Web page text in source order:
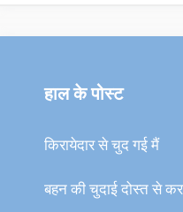
हाल के पोस्ट
किरायेदार से चुद गई मैं
बहन की चुदाई दोस्त से